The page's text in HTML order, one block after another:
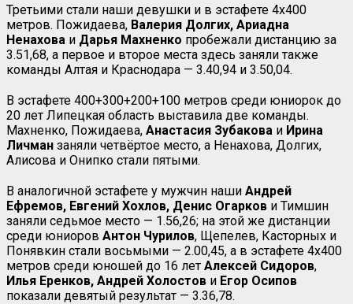
Третьими стали наши девушки и в эстафете 4х400
метров. Пожидаева, Валерия Долгих, Ариадна
Ненахова и Дарья Махненко пробежали дистанцию за
3.51,68, а первое и второе места здесь заняли также
команды Алтая и Краснодара — 3.40,94 и 3.50,04.
В эстафете 400+300+200+100 метров среди юниорок до
20 лет Липецкая область выставила две команды.
Махненко, Пожидаева, Анастасия Зубакова и Ирина
Личман заняли четвёртое место, а Ненахова, Долгих,
Алисова и Онипко стали пятыми.
В аналогичной эстафете у мужчин наши Андрей
Ефремов, Евгений Хохлов, Денис Огарков и Тимшин
заняли седьмое место — 1.56,26; на этой же дистанции
среди юниоров Антон Чурилов, Щепелев, Касторных и
Понявкин стали восьмыми — 2.00,45, а в эстафете 4х400
метров среди юношей до 16 лет Алексей Сидоров,
Илья Еренков, Андрей Холостов и Егор Осипов
показали девятый результат — 3.36,78.